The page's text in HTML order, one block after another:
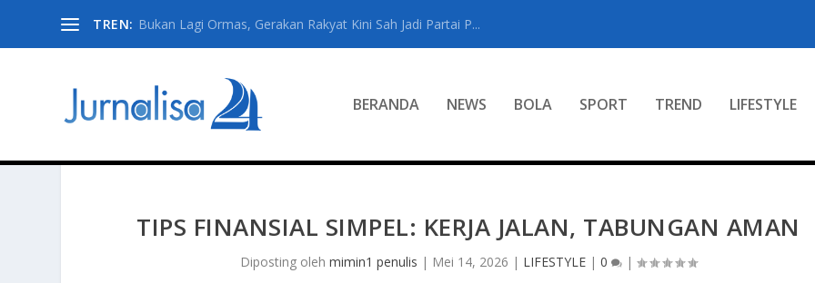
TREN: Bukan Lagi Ormas, Gerakan Rakyat Kini Sah Jadi Partai P...
BERANDA NEWS BOLA SPORT TREND LIFESTYLE
TIPS FINANSIAL SIMPEL: KERJA JALAN, TABUNGAN AMAN
Diposting oleh mimin1 penulis | Mei 14, 2026 | LIFESTYLE| 0 |